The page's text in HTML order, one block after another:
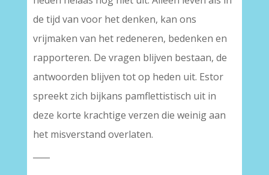
de tijd van voor het denken, kan ons
vrijmaken van het redeneren, bedenken en
rapporteren. De vragen blijven bestaan, de
antwoorden blijven tot op heden uit. Estor
spreekt zich bijkans pamflettistisch uit in
deze korte krachtige verzen die weinig aan
het misverstand overlaten.